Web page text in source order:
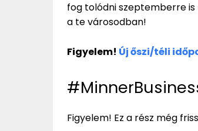
fog tolódni szeptemberre is
a te városodban!
Figyelem! Új őszi/téli
Figyelem! Ez a rész még